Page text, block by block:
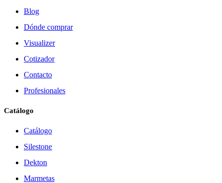
Blog
Dónde comprar
Visualizer
Cotizador
Contacto
Profesionales
Catálogo
Catálogo
Silestone
Dekton
Marmetas